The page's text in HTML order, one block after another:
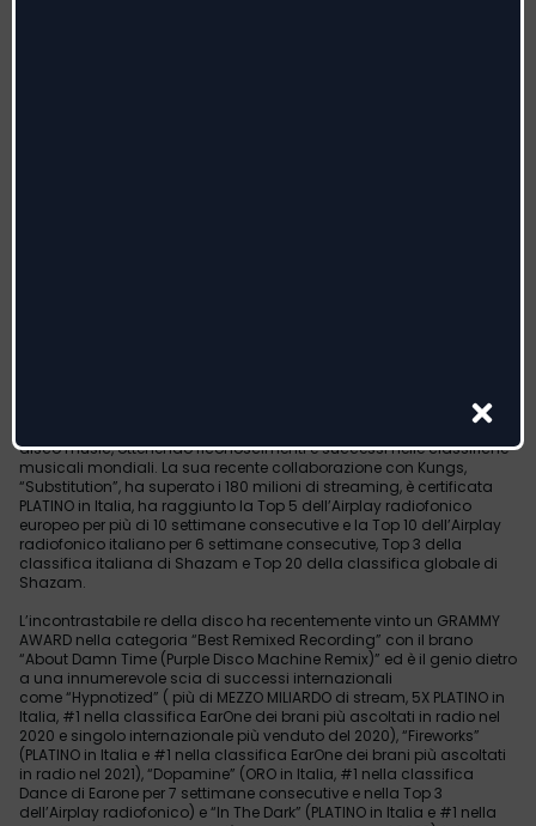
Purple Disco Machine è stato in prima linea nella rinascita della
disco music, ottenendo riconoscimenti e successi nelle classifiche
musicali mondiali. La sua recente collaborazione con Kungs,
“Substitution”, ha superato i 180 milioni di streaming, è certificata
PLATINO in Italia, ha raggiunto la Top 5 dell’Airplay radiofonico
europeo per più di 10 settimane consecutive e la Top 10 dell’Airplay
radiofonico italiano per 6 settimane consecutive, Top 3 della
classifica italiana di Shazam e Top 20 della classifica globale di
Shazam.
L’incontrastabile re della disco ha recentemente vinto un GRAMMY
AWARD nella categoria “Best Remixed Recording” con il brano
“About Damn Time (Purple Disco Machine Remix)” ed è il genio dietro
a una innumerevole scia di successi internazionali
come “Hypnotized” ( più di MEZZO MILIARDO di stream, 5X PLATINO in
Italia, #1 nella classifica EarOne dei brani più ascoltati in radio nel
2020 e singolo internazionale più venduto del 2020), “Fireworks”
(PLATINO in Italia e #1 nella classifica EarOne dei brani più ascoltati
in radio nel 2021), “Dopamine” (ORO in Italia, #1 nella classifica
Dance di Earone per 7 settimane consecutive e nella Top 3
dell’Airplay radiofonico) e “In The Dark” (PLATINO in Italia e #1 nella